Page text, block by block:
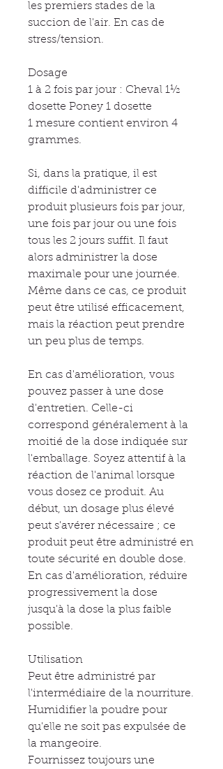
les premiers stades de la
succion de l'air. En cas de
stress/tension.
Dosage
1 à 2 fois par jour : Cheval 1½
dosette Poney 1 dosette
1 mesure contient environ 4
grammes.
Si, dans la pratique, il est
difficile d'administrer ce
produit plusieurs fois par jour,
une fois par jour ou une fois
tous les 2 jours suffit. Il faut
alors administrer la dose
maximale pour une journée.
Même dans ce cas, ce produit
peut être utilisé efficacement,
mais la réaction peut prendre
un peu plus de temps.
En cas d'amélioration, vous
pouvez passer à une dose
d'entretien. Celle-ci
correspond généralement à la
moitié de la dose indiquée sur
l'emballage. Soyez attentif à la
réaction de l'animal lorsque
vous dosez ce produit. Au
début, un dosage plus élevé
peut s'avérer nécessaire ; ce
produit peut être administré en
toute sécurité en double dose.
En cas d'amélioration, réduire
progressivement la dose
jusqu'à la dose la plus faible
possible.
Utilisation
Peut être administré par
l'intermédiaire de la nourriture.
Humidifier la poudre pour
qu'elle ne soit pas expulsée de
la mangeoire.
Fournissez toujours une